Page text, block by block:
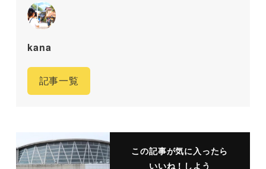
kana
記事一覧
この記事が気に入ったら
いいね！しよう